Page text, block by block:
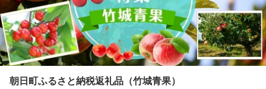
朝日町ふるさと納税返礼品（竹城青果）